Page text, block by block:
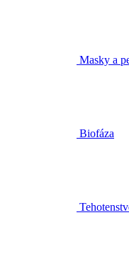
Masky a
Biofáza